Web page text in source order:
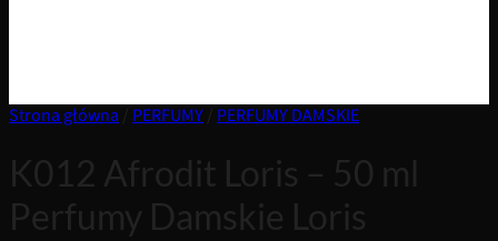
Strona główna PERFUMY PERFUMY DAMSKIE
K012 Afrodit Loris – 50 ml
Perfumy Damskie Loris